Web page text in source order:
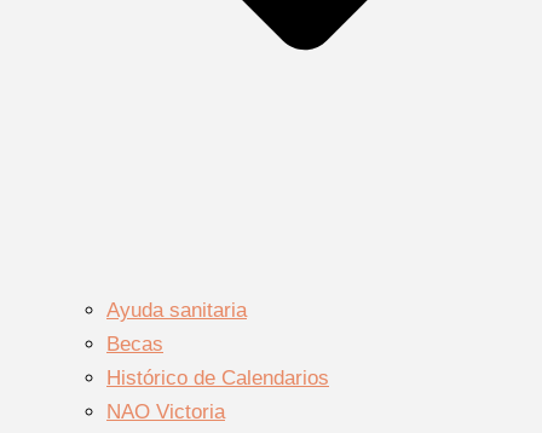
Ayuda sanitaria
Becas
Histórico de Calendarios
NAO Victoria